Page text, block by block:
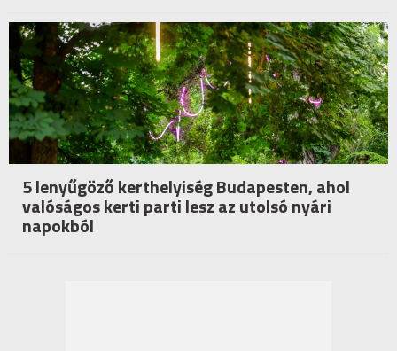
5 lenyűgöző kerthelyiség Budapesten, ahol
valóságos kerti parti lesz az utolsó nyári
napokból